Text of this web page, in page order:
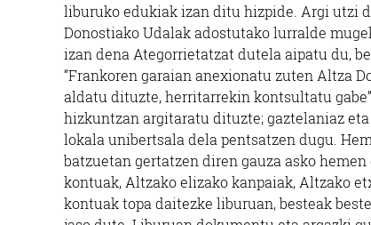
liburuko edukiak izan ditu hizpide. Argi utzi
Donostiako Udalak adostutako lurralde
izan dena Ategorrietatzat dutela aipatu du,
“Frankoren garaian anexionatu zuten Altza
aldatu dituzte, herritarrekin kontsultatu
hizkuntzan argitaratu dituzte; gaztelaniaz eta
lokala unibertsala dela pentsatzen dugu.
batzuetan gertatzen diren gauza asko
kontuak, Altzako elizako kanpaiak, Altzako
kontuak topa daitezke liburuan, besteak